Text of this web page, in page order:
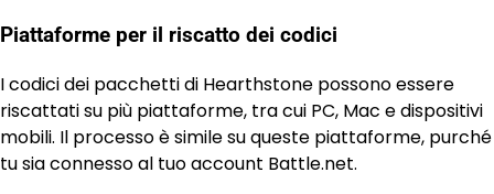
Piattaforme per il riscatto dei codici
I codici dei pacchetti di Hearthstone possono essere
riscattati su più piattaforme, tra cui PC, Mac e dispositivi
mobili. Il processo è simile su queste piattaforme, purché
tu sia connesso al tuo account Battle.net.